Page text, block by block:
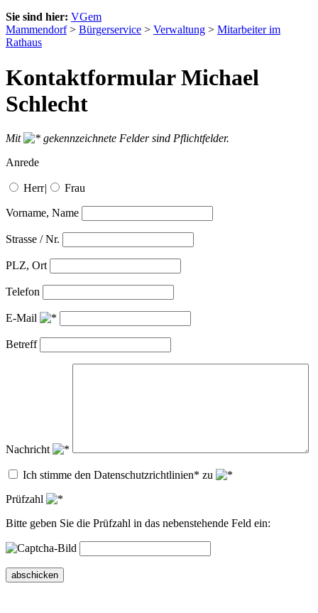
Sie sind hier: VGem
Mammendorf> Bürgerservice > Verwaltung > Mitarbeiter im
Rathaus
Kontaktformular Michael
Schlecht
Mit
gekennzeichnete Felder sind Pflichtfelder.
Anrede
Herr| Frau
Vorname, Name
Strasse / Nr.
PLZ, Ort
Telefon
E-Mail
Betreff
Nachricht
Ich stimme den Datenschutzrichtlinien* zu
Prüfzahl
Bitte geben Sie die Prüfzahl in das nebenstehende Feld ein:
abschicken